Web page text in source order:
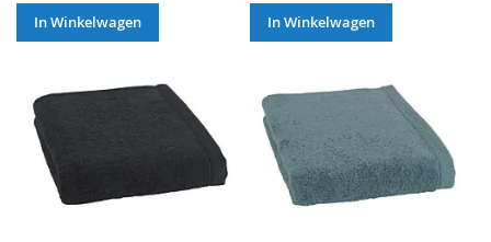
In Winkelwagen In Winkelwagen